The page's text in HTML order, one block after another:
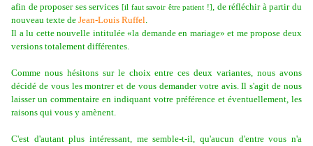
afin de proposer ses services [il faut savoir être patient !], de réfléchir à partir du
nouveau texte de Jean-Louis Ruffel.
Il a lu cette nouvelle intitulée «la demande en mariage» et me propose deux
versions totalement différentes.
Comme nous hésitons sur le choix entre ces deux variantes, nous avons
décidé de vous les montrer et de vous demander votre avis. Il s'agit de nous
laisser un commentaire en indiquant votre préférence et éventuellement, les
raisons qui vous y amènent.
C'est d'autant plus intéressant, me semble-t-il, qu'aucun d'entre vous n'a